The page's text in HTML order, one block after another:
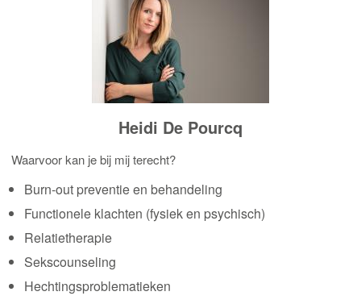
Heidi De Pourcq
Waarvoor kan je bij mij terecht?
Burn-out preventie en behandeling
Functionele klachten (fysiek en psychisch)
Relatietherapie
Sekscounseling
Hechtingsproblematieken